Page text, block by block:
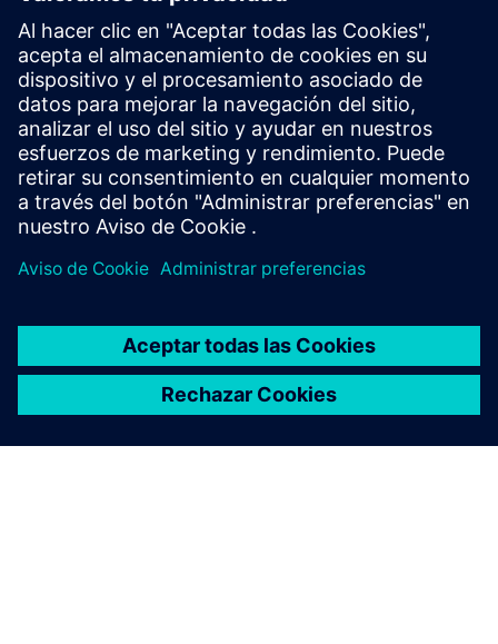
El S200C es compatible con los motores 1FL1 y 1FL2.
Las opciones de codificación incluyen el absoluto de
una vuelta de 17 bits, el absoluto de una vuelta de 21
bits, el absoluto de varias vueltas de 21 bits (sin
batería) y el absoluto de vuelta múltiple de 21 bits
(batería).